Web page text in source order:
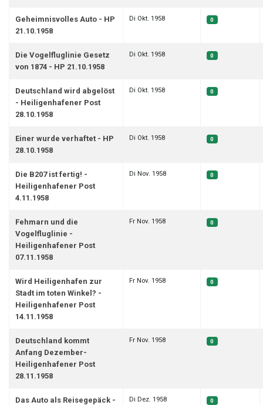
Geheimnisvolles Auto - HP
21.10.1958
Di Okt. 1958 0
Die Vogelfluglinie Gesetz
von 1874 - HP 21.10.1958
Di Okt. 1958 0
Deutschland wird abgelöst
- Heiligenhafener Post
28.10.1958
Di Okt. 1958 0
Einer wurde verhaftet - HP
28.10.1958
Di Okt. 1958 0
Die B207 ist fertig! -
Heiligenhafener Post
4.11.1958
Di Nov. 1958 0
Fehmarn und die
Vogelfluglinie -
Heiligenhafener Post
07.11.1958
Fr Nov. 1958 0
Wird Heiligenhafen zur
Stadt im toten Winkel? -
Heiligenhafener Post
14.11.1958
Fr Nov. 1958 0
Deutschland kommt
Anfang Dezember-
Heiligenhafener Post
28.11.1958
Fr Nov. 1958 0
Das Auto als Reisegepäck -
Di Dez. 1958 0